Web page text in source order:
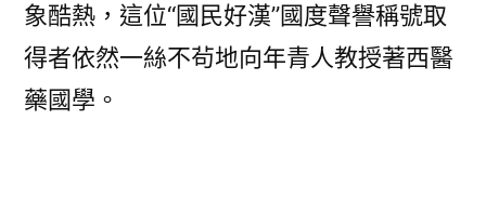
院
院
象酷熱，這位“國民好漢”國度聲譽稱號取
得者依然一絲不茍地向年青人教授著西醫
藥國學。